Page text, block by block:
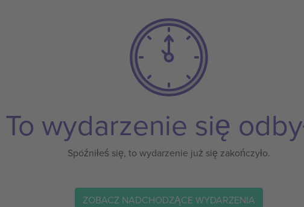
To wydarzenie się
Spóźniłeś się, to wydarzenie już się zakończyło.
ZOBACZ NADCHODZĄCE WYDARZENIA